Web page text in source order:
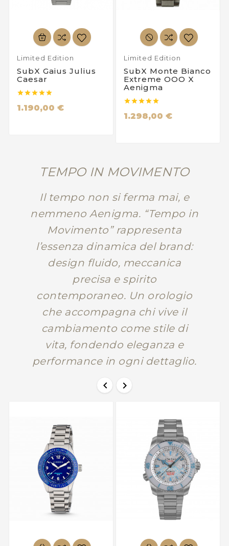
Limited Edition
SubX Gaius Julius
Caesar

1.190,00 €
Limited Edition
SubX Monte Bianco
Extreme OOO X
Aenigma

1.298,00 €
TEMPO IN MOVIMENTO
Il tempo non si ferma mai, e
nemmeno Aenigma. “Tempo in
Movimento” rappresenta
l’essenza dinamica del brand:
design fluido, meccanica
precisa e spirito
contemporaneo. Un orologio
che accompagna chi vive il
cambiamento come stile di
vita, fondendo eleganza e
performance in ogni dettaglio.

